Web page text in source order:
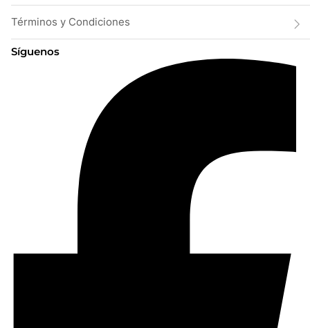
Términos y Condiciones
Síguenos